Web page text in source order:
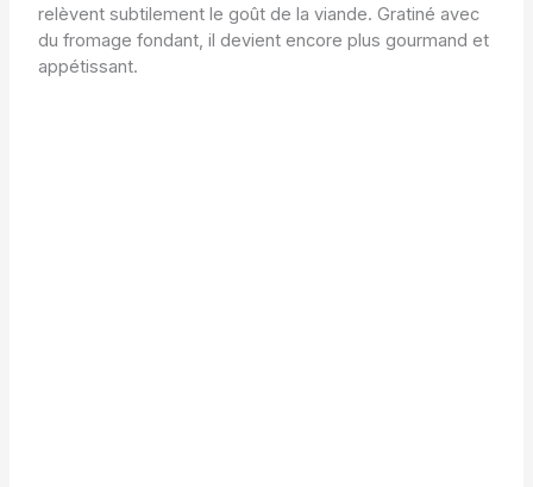
relèvent subtilement le goût de la viande. Gratiné avec
du fromage fondant, il devient encore plus gourmand et
appétissant.